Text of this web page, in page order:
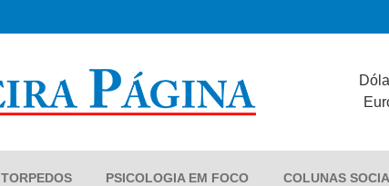
TORPEDOS PSICOLOGIA EM FOCO COLUNAS